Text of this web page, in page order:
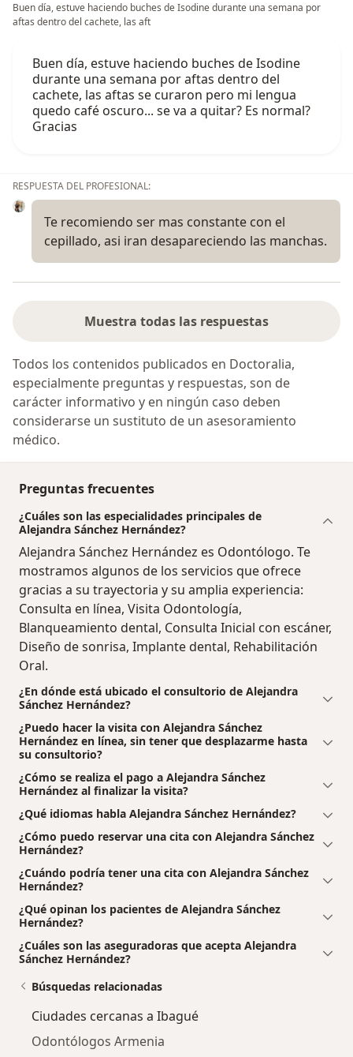
Buen día, estuve haciendo buches de Isodine durante una semana por
aftas dentro del cachete, las aft
Buen día, estuve haciendo buches de Isodine
durante una semana por aftas dentro del
cachete, las aftas se curaron pero mi lengua
quedo café oscuro... se va a quitar? Es normal?
Gracias
RESPUESTA DEL PROFESIONAL:
Te recomiendo ser mas constante con el
cepillado, asi iran desapareciendo las manchas.
Muestra todas las respuestas
Todos los contenidos publicados en Doctoralia,
especialmente preguntas y respuestas, son de
carácter informativo y en ningún caso deben
considerarse un sustituto de un asesoramiento
médico.
Preguntas frecuentes
¿Cuáles son las especialidades principales de
Alejandra Sánchez Hernández?
Alejandra Sánchez Hernández es Odontólogo. Te
mostramos algunos de los servicios que ofrece
gracias a su trayectoria y su amplia experiencia:
Consulta en línea, Visita Odontología,
Blanqueamiento dental, Consulta Inicial con escáner,
Diseño de sonrisa, Implante dental, Rehabilitación
Oral.
¿En dónde está ubicado el consultorio de Alejandra
Sánchez Hernández?
¿Puedo hacer la visita con Alejandra Sánchez
Hernández en línea, sin tener que desplazarme hasta
su consultorio?
¿Cómo se realiza el pago a Alejandra Sánchez
Hernández al finalizar la visita?
¿Qué idiomas habla Alejandra Sánchez Hernández?
¿Cómo puedo reservar una cita con Alejandra Sánchez
Hernández?
¿Cuándo podría tener una cita con Alejandra Sánchez
Hernández?
¿Qué opinan los pacientes de Alejandra Sánchez
Hernández?
¿Cuáles son las aseguradoras que acepta Alejandra
Sánchez Hernández?
Búsquedas relacionadas
Ciudades cercanas a Ibagué
Odontólogos Armenia